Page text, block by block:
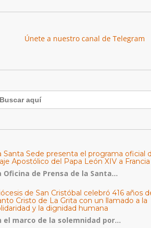
Únete a nuestro canal de Telegram
Santa Sede presenta el programa oficial
Apostólico del Papa León XIV a Francia
Oficina de Prensa de la Santa...
de San Cristóbal celebró 416 años
Cristo de La Grita con un llamado a la
y la dignidad humana
el marco de la solemnidad por...